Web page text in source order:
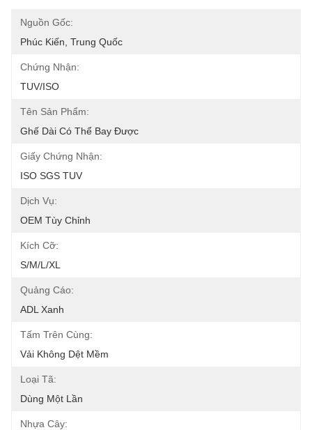
Nguồn Gốc:
Phúc Kiến, Trung Quốc
Chứng Nhận:
TUV/ISO
Tên Sản Phẩm:
Ghế Dài Có Thể Bay Được
Giấy Chứng Nhận:
ISO SGS TUV
Dịch Vụ:
OEM Tùy Chỉnh
Kích Cỡ:
S/M/L/XL
Quảng Cáo:
ADL Xanh
Tấm Trên Cùng:
Vải Không Dệt Mềm
Loại Tã:
Dùng Một Lần
Nhựa Cây: